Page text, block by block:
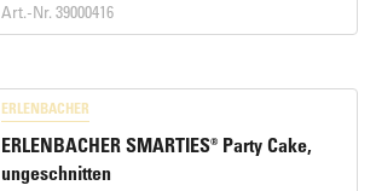
Art.-Nr. 39000416
ERLENBACHER
ERLENBACHER SMARTIES® Party Cake,
ungeschnitten